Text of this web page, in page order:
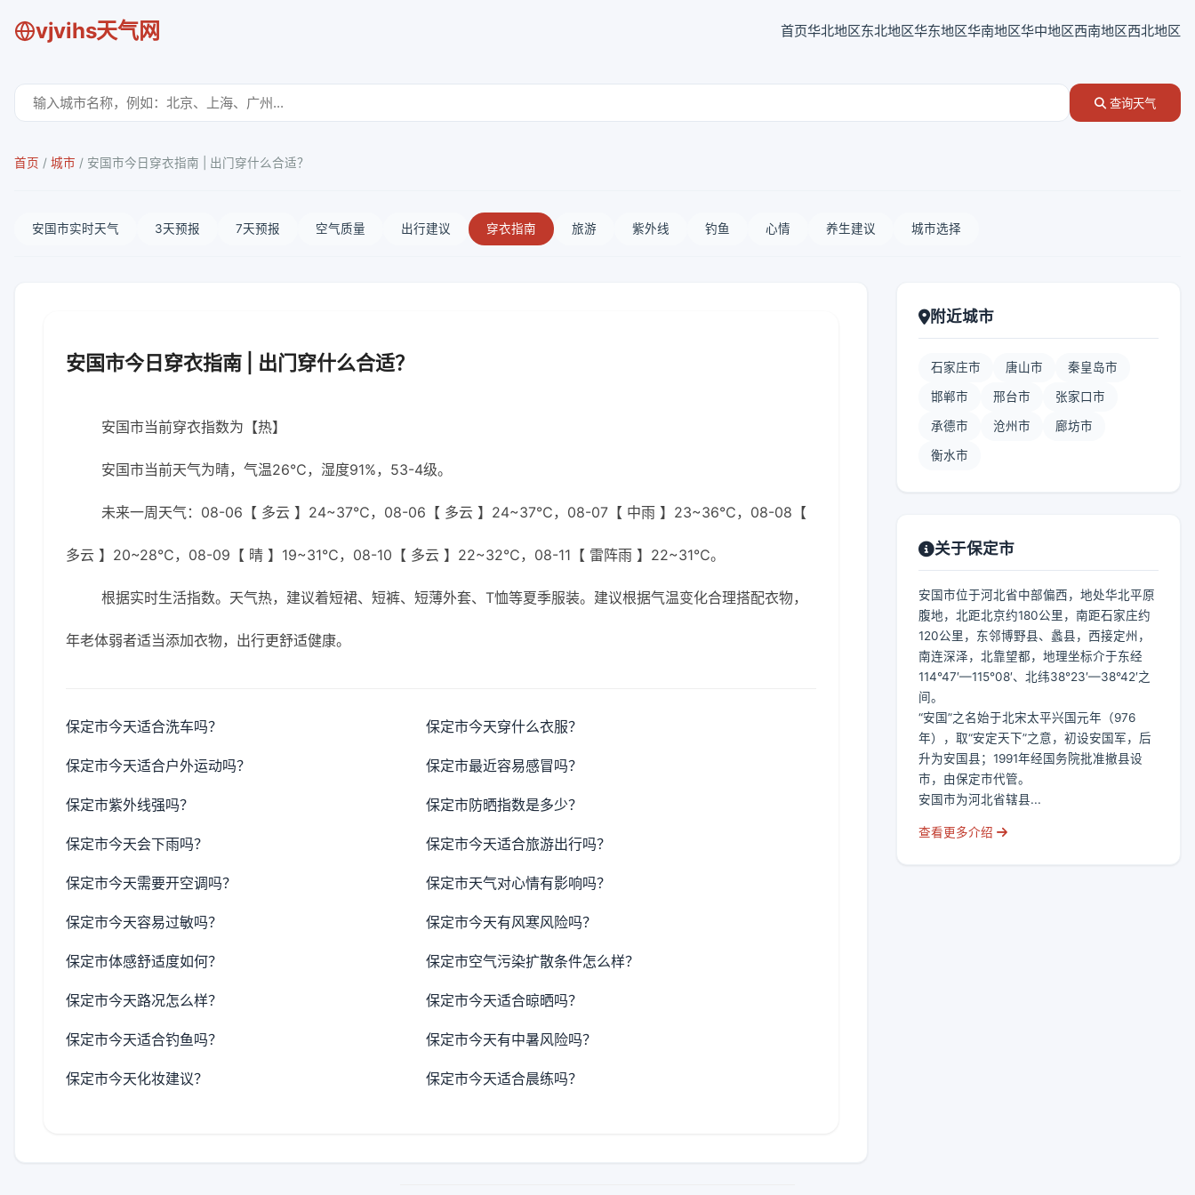
vjvihs天气网 首页华北地区东北地区华东地区华南地区华中地区西南地区西北地区
查询天气
首页 / 城市 / 安国市今日穿衣指南 | 出门穿什么合适？
安国市实时天气 3天预报 7天预报 空气质量 出行建议 穿衣指南 旅游 紫外线 钓鱼 心情 养生建议 城市选择
安国市今日穿衣指南 | 出门穿什么合适？
安国市当前穿衣指数为【热】
安国市当前天气为晴，气温26℃，湿度91%，53-4级。
未来一周天气：08-06【 多云 】24~37℃，08-06【 多云 】24~37℃，08-07【 中雨 】23~36℃，08-08【
多云 】20~28℃，08-09【 晴 】19~31℃，08-10【 多云 】22~32℃，08-11【 雷阵雨 】22~31℃。
根据实时生活指数。天气热，建议着短裙、短裤、短薄外套、T恤等夏季服装。建议根据气温变化合理搭配衣物，
年老体弱者适当添加衣物，出行更舒适健康。
保定市今天适合洗车吗？ 保定市今天穿什么衣服？
保定市今天适合户外运动吗？ 保定市最近容易感冒吗？
保定市紫外线强吗？ 保定市防晒指数是多少？
保定市今天会下雨吗？ 保定市今天适合旅游出行吗？
保定市今天需要开空调吗？ 保定市天气对心情有影响吗？
保定市今天容易过敏吗？ 保定市今天有风寒风险吗？
保定市体感舒适度如何？ 保定市空气污染扩散条件怎么样？
保定市今天路况怎么样？ 保定市今天适合晾晒吗？
保定市今天适合钓鱼吗？ 保定市今天有中暑风险吗？
保定市今天化妆建议？ 保定市今天适合晨练吗？
附近城市
石家庄市 唐山市 秦皇岛市
邯郸市 邢台市 张家口市
承德市 沧州市 廊坊市
衡水市
关于保定市
安国市位于河北省中部偏西，地处华北平原
腹地，北距北京约180公里，南距石家庄约
120公里，东邻博野县、蠡县，西接定州，
南连深泽，北靠望都，地理坐标介于东经
114°47′—115°08′、北纬38°23′—38°42′之
间。
“安国”之名始于北宋太平兴国元年（976
年），取“安定天下”之意，初设安国军，后
升为安国县；1991年经国务院批准撤县设
市，由保定市代管。
安国市为河北省辖县...
查看更多介绍